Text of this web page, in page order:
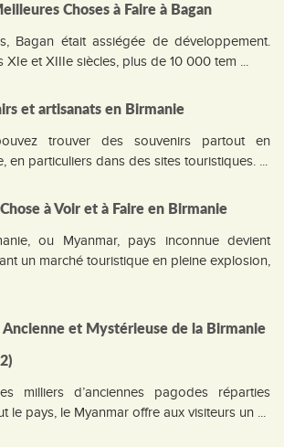
Choses à Faire à Bagan
Bagan était assiégée de développement.
XIe et XIIIe siècles, plus de 10 000 tem ...
et artisanats en Birmanie
trouver des souvenirs partout en
en particuliers dans des sites touristiques. ...
à Voir et à Faire en Birmanie
ou Myanmar, pays inconnue devient
un marché touristique en pleine explosion,
et Mystérieuse de la Birmanie
milliers d’anciennes pagodes réparties
le pays, le Myanmar offre aux visiteurs un ...